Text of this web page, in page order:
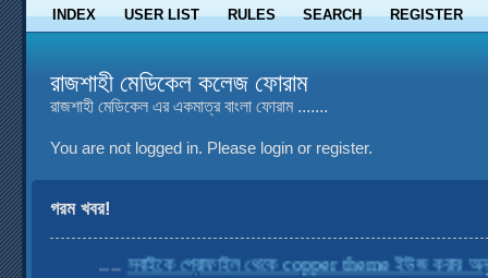
INDEX USER LIST RULES SEARCH REGISTER
রাজশাহী মেডিকেল কলেজ ফোরাম
রাজশাহী মেডিকেল এর একমাত্র বাংলা ফোরাম .......
You are not logged in. Please login or register.
গরম খবর!
....সবাইকে প্রোফাইল থেকে copper theme ইউজ করার